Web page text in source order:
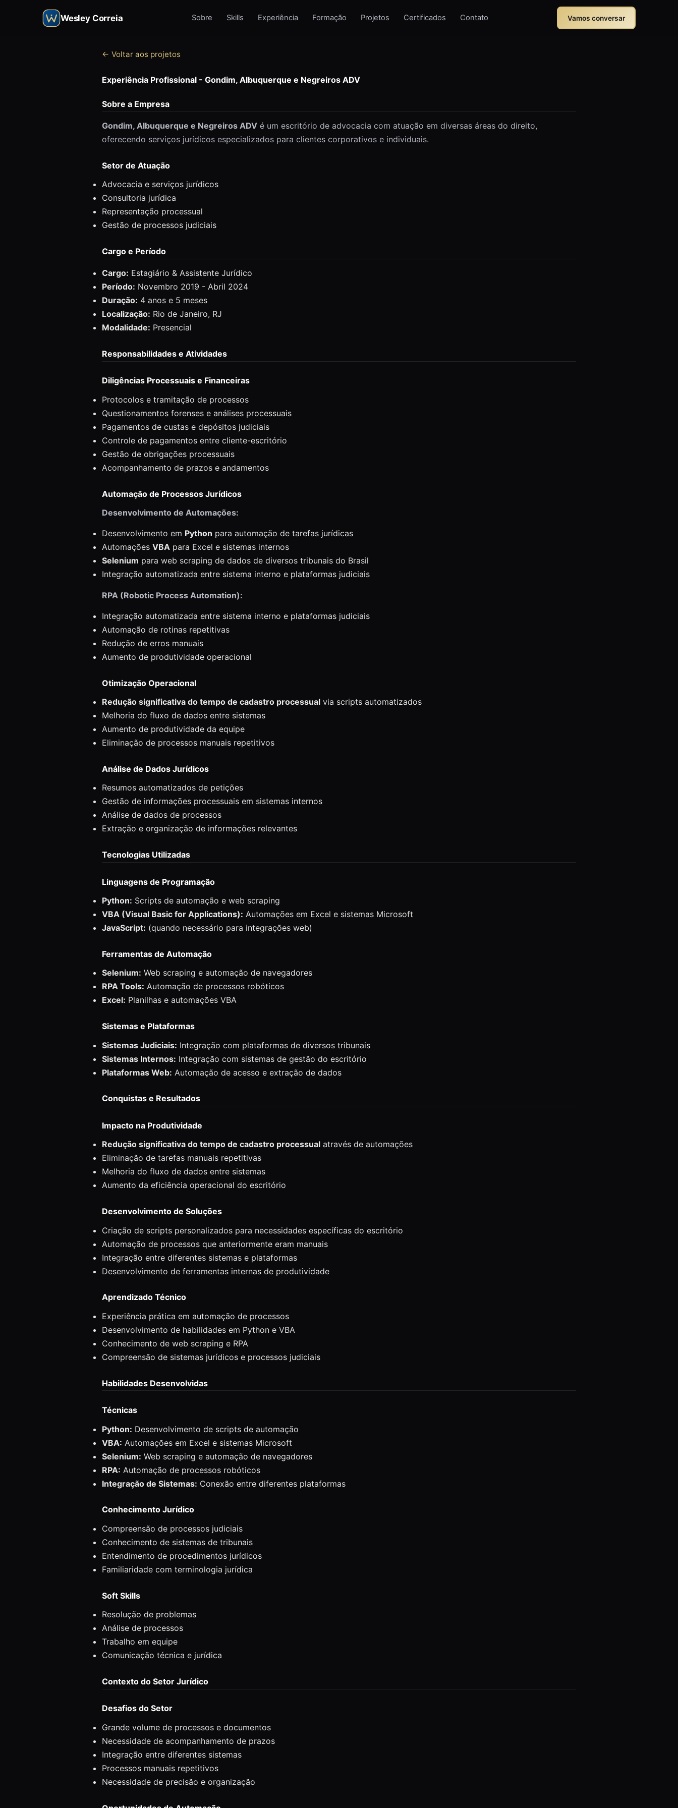
Wesley Correia Sobre Skills Experiência Formação Projetos Certificados Contato Vamos conversar
← Voltar aos projetos
Experiência Profissional - Gondim, Albuquerque e Negreiros ADV
Sobre a Empresa
Gondim, Albuquerque e Negreiros ADV é um escritório de advocacia com atuação em diversas áreas do direito,
oferecendo serviços jurídicos especializados para clientes corporativos e individuais.
Setor de Atuação
Advocacia e serviços jurídicos
Consultoria jurídica
Representação processual
Gestão de processos judiciais
Cargo e Período
Cargo: Estagiário & Assistente Jurídico
Período: Novembro 2019 - Abril 2024
Duração: 4 anos e 5 meses
Localização: Rio de Janeiro, RJ
Modalidade: Presencial
Responsabilidades e Atividades
Diligências Processuais e Financeiras
Protocolos e tramitação de processos
Questionamentos forenses e análises processuais
Pagamentos de custas e depósitos judiciais
Controle de pagamentos entre cliente-escritório
Gestão de obrigações processuais
Acompanhamento de prazos e andamentos
Automação de Processos Jurídicos
Desenvolvimento de Automações:
Desenvolvimento em Python para automação de tarefas jurídicas
Automações VBA para Excel e sistemas internos
Selenium para web scraping de dados de diversos tribunais do Brasil
Integração automatizada entre sistema interno e plataformas judiciais
RPA (Robotic Process Automation):
Integração automatizada entre sistema interno e plataformas judiciais
Automação de rotinas repetitivas
Redução de erros manuais
Aumento de produtividade operacional
Otimização Operacional
Redução significativa do tempo de cadastro processual via scripts automatizados
Melhoria do fluxo de dados entre sistemas
Aumento de produtividade da equipe
Eliminação de processos manuais repetitivos
Análise de Dados Jurídicos
Resumos automatizados de petições
Gestão de informações processuais em sistemas internos
Análise de dados de processos
Extração e organização de informações relevantes
Tecnologias Utilizadas
Linguagens de Programação
Python: Scripts de automação e web scraping
VBA (Visual Basic for Applications): Automações em Excel e sistemas Microsoft
JavaScript: (quando necessário para integrações web)
Ferramentas de Automação
Selenium: Web scraping e automação de navegadores
RPA Tools: Automação de processos robóticos
Excel: Planilhas e automações VBA
Sistemas e Plataformas
Sistemas Judiciais: Integração com plataformas de diversos tribunais
Sistemas Internos: Integração com sistemas de gestão do escritório
Plataformas Web: Automação de acesso e extração de dados
Conquistas e Resultados
Impacto na Produtividade
Redução significativa do tempo de cadastro processual através de automações
Eliminação de tarefas manuais repetitivas
Melhoria do fluxo de dados entre sistemas
Aumento da eficiência operacional do escritório
Desenvolvimento de Soluções
Criação de scripts personalizados para necessidades específicas do escritório
Automação de processos que anteriormente eram manuais
Integração entre diferentes sistemas e plataformas
Desenvolvimento de ferramentas internas de produtividade
Aprendizado Técnico
Experiência prática em automação de processos
Desenvolvimento de habilidades em Python e VBA
Conhecimento de web scraping e RPA
Compreensão de sistemas jurídicos e processos judiciais
Habilidades Desenvolvidas
Técnicas
Python: Desenvolvimento de scripts de automação
VBA: Automações em Excel e sistemas Microsoft
Selenium: Web scraping e automação de navegadores
RPA: Automação de processos robóticos
Integração de Sistemas: Conexão entre diferentes plataformas
Conhecimento Jurídico
Compreensão de processos judiciais
Conhecimento de sistemas de tribunais
Entendimento de procedimentos jurídicos
Familiaridade com terminologia jurídica
Soft Skills
Resolução de problemas
Análise de processos
Trabalho em equipe
Comunicação técnica e jurídica
Contexto do Setor Jurídico
Desafios do Setor
Grande volume de processos e documentos
Necessidade de acompanhamento de prazos
Integração entre diferentes sistemas
Processos manuais repetitivos
Necessidade de precisão e organização